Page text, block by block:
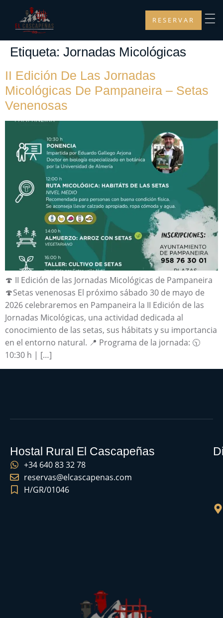
RESERVAR
Etiqueta: Jornadas Micológicas
II Edición De Las Jornadas
Micológicas De Pampaneira – Setas
Venenosas
🍄 II Edición de las Jornadas Micológicas de Pampaneira
🍄Setas venenosas El próximo sábado 30 de mayo de
2026 celebraremos en Pampaneira la II Edición de las
Jornadas Micológicas, una actividad dedicada al
conocimiento de las setas, sus hábitats y su importancia
en el entorno natural. 📍 Programa de la jornada: 🕥
10:30 h | […]
Hostal Rural El Cascapeñas
+34 640 83 32 78
reservas@elcascapenas.com
H/GR/01046